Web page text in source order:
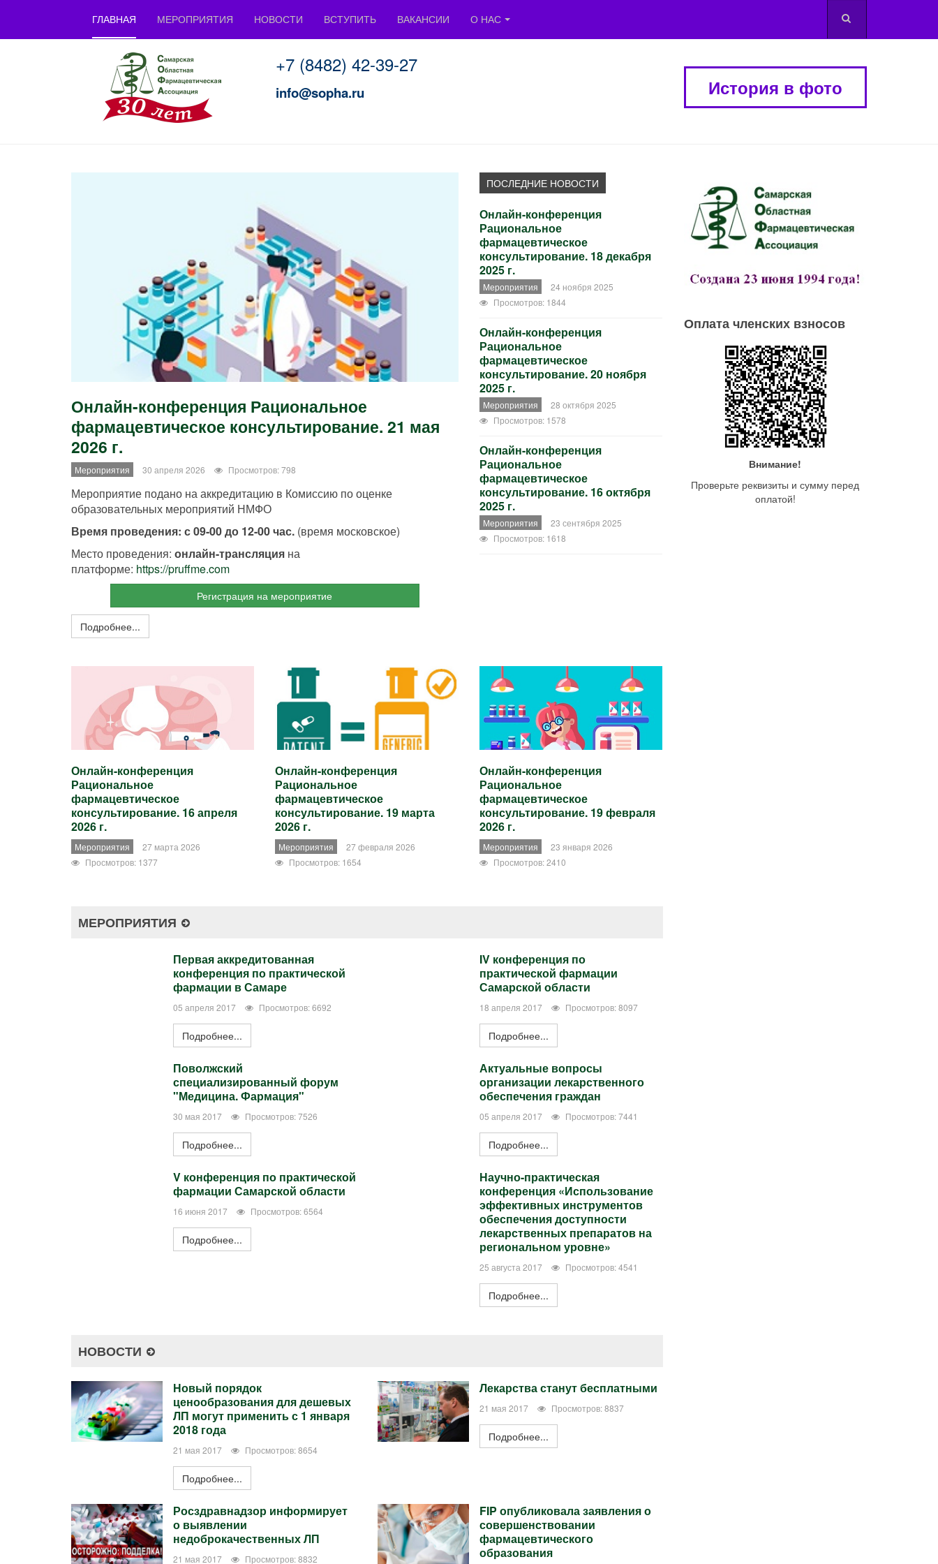
ГЛАВНАЯ МЕРОПРИЯТИЯ НОВОСТИ ВСТУПИТЬ ВАКАНСИИ О НАС
+7 (8482) 42-39-27
info@sopha.ru История в фото
Онлайн-конференция Рациональное
фармацевтическое консультирование. 21 мая
2026 г.
Мероприятия 30 апреля 2026 Просмотров: 798
Мероприятие подано на аккредитацию в Комиссию по оценке
образовательных мероприятий НМФО
Время проведения: с 09-00 до 12-00 час. (время московское)
Место проведения: онлайн-трансляция на
платформе: https://pruffme.com
Регистрация на мероприятие
Подробнее...
Онлайн-конференция
Рациональное
фармацевтическое
консультирование. 18 декабря
2025 г.
Мероприятия
24 ноября 2025
Просмотров: 1844
Онлайн-конференция
Рациональное
фармацевтическое
консультирование. 20 ноября
2025 г.
Мероприятия
28 октября 2025
Просмотров: 1578
Онлайн-конференция
Рациональное
фармацевтическое
консультирование. 16 октября
2025 г.
Мероприятия
23 сентября 2025
Просмотров: 1618
Онлайн-конференция
Рациональное
фармацевтическое
консультирование. 16 апреля
2026 г.
Мероприятия
27 марта 2026
Просмотров: 1377
Онлайн-конференция
Рациональное
фармацевтическое
консультирование. 19 марта
2026 г.
Мероприятия
27 февраля 2026
Просмотров: 1654
Онлайн-конференция
Рациональное
фармацевтическое
консультирование. 19 февраля
2026 г.
Мероприятия
23 января 2026
Просмотров: 2410
МЕРОПРИЯТИЯ
Первая аккредитованная
конференция по практической
фармации в Самаре
05 апреля 2017 Просмотров: 6692
Подробнее...
IV конференция по
практической фармации
Самарской области
18 апреля 2017 Просмотров: 8097
Подробнее...
Поволжский
специализированный форум
"Медицина. Фармация"
30 мая 2017 Просмотров: 7526
Подробнее...
Актуальные вопросы
организации лекарственного
обеспечения граждан
05 апреля 2017 Просмотров: 7441
Подробнее...
V конференция по практической
фармации Самарской области
16 июня 2017 Просмотров: 6564
Подробнее...
Научно-практическая
конференция «Использование
эффективных инструментов
обеспечения доступности
лекарственных препаратов на
региональном уровне»
25 августа 2017 Просмотров: 4541
Подробнее...
НОВОСТИ
Новый порядок
ценообразования для дешевых
ЛП могут применить с 1 января
2018 года
21 мая 2017 Просмотров: 8654
Подробнее...
Лекарства станут бесплатными
21 мая 2017 Просмотров: 8837
Подробнее...
Росздравнадзор информирует
о выявлении
недоброкачественных ЛП
21 мая 2017 Просмотров: 8832
FIP опубликовала заявления о
совершенствовании
фармацевтического
образования
Оплата членских взносов
Внимание!
Проверьте реквизиты и сумму перед
оплатой!